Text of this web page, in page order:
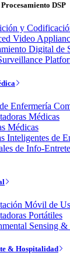
DSP
y
Video
Digital de
Enfermería
Médicas
Médicas
Inteligentes de
de Info-
Móvil de
Portátiles
Sensing
& Hospitalidad